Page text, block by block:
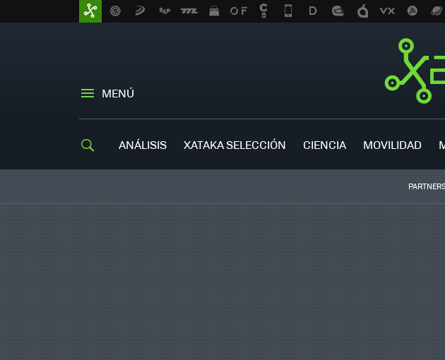
MENÚ
ANÁLISIS XATAKA SELECCIÓN CIENCIA MOVILIDAD